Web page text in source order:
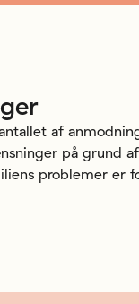
af
på grund
problemer er